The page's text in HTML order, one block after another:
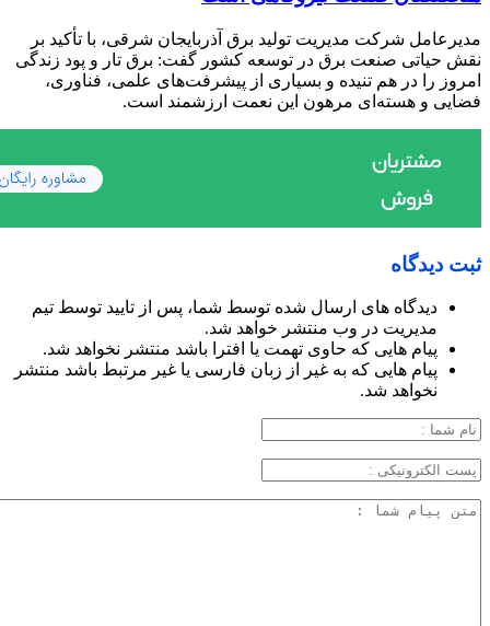
مدیرعامل شرکت مدیریت تولید برق آذربایجان شرقی، با تأکید بر
نقش حیاتی صنعت برق در توسعه کشور گفت: برق تار و پود زندگی
امروز را در هم تنیده و بسیاری از پیشرفت‌های علمی، فناوری،
فضایی و هسته‌ای مرهون این نعمت ارزشمند است.
ثبت دیدگاه
دیدگاه های ارسال شده توسط شما، پس از تایید توسط تیم
مدیریت در وب منتشر خواهد شد.
پیام هایی که حاوی تهمت یا افترا باشد منتشر نخواهد شد.
پیام هایی که به غیر از زبان فارسی یا غیر مرتبط باشد منتشر
نخواهد شد.